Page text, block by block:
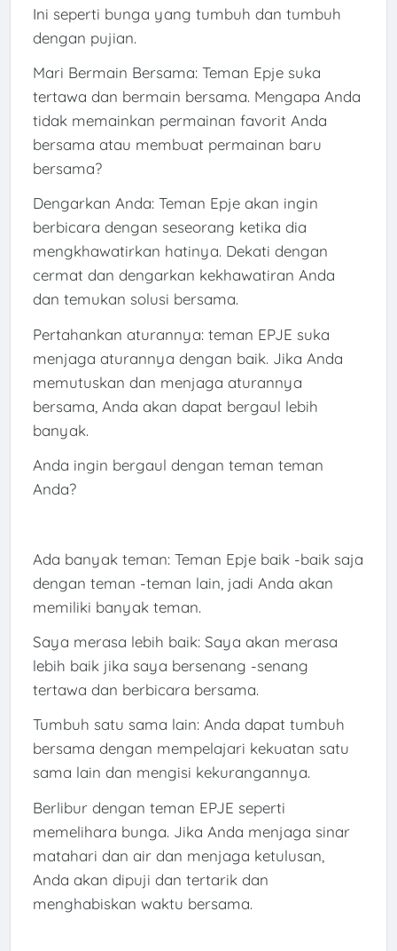
Ini seperti bunga yang tumbuh dan tumbuh
dengan pujian.
Mari Bermain Bersama: Teman Epje suka
tertawa dan bermain bersama. Mengapa Anda
tidak memainkan permainan favorit Anda
bersama atau membuat permainan baru
bersama?
Dengarkan Anda: Teman Epje akan ingin
berbicara dengan seseorang ketika dia
mengkhawatirkan hatinya. Dekati dengan
cermat dan dengarkan kekhawatiran Anda
dan temukan solusi bersama.
Pertahankan aturannya: teman EPJE suka
menjaga aturannya dengan baik. Jika Anda
memutuskan dan menjaga aturannya
bersama, Anda akan dapat bergaul lebih
banyak.
Anda ingin bergaul dengan teman teman
Anda?
Ada banyak teman: Teman Epje baik -baik saja
dengan teman -teman lain, jadi Anda akan
memiliki banyak teman.
Saya merasa lebih baik: Saya akan merasa
lebih baik jika saya bersenang -senang
tertawa dan berbicara bersama.
Tumbuh satu sama lain: Anda dapat tumbuh
bersama dengan mempelajari kekuatan satu
sama lain dan mengisi kekurangannya.
Berlibur dengan teman EPJE seperti
memelihara bunga. Jika Anda menjaga sinar
matahari dan air dan menjaga ketulusan,
Anda akan dipuji dan tertarik dan
menghabiskan waktu bersama.